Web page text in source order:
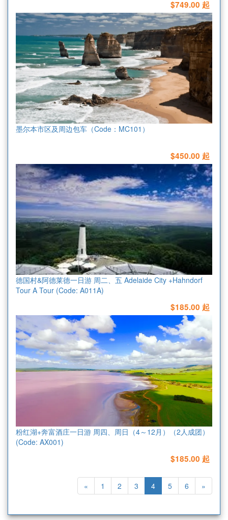
$749.00 起
墨尔本市区及周边包车（Code：MC101）
$450.00 起
德国村&阿德莱德一日游 周二、五 Adelaide City +Hahndorf
Tour A Tour (Code: A011A)
$185.00 起
粉红湖+奔富酒庄一日游 周四、周日（4～12月）（2人成团）
(Code: AX001)
$185.00 起
« 1 2 3 4 5 6 »